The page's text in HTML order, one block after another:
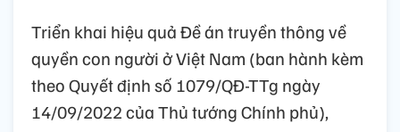
Triển khai hiệu quả Đề án truyền thông về
quyền con người ở Việt Nam (ban hành kèm
theo Quyết định số 1079/QĐ-TTg ngày
14/09/2022 của Thủ tướng Chính phủ),